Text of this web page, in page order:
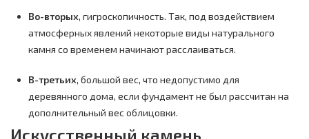
Во-вторых, гигроскопичность. Так, под воздействием
атмосферных явлений некоторые виды натурального
камня со временем начинают расслаиваться.
В-третьих, большой вес, что недопустимо для
деревянного дома, если фундамент не был рассчитан на
дополнительный вес облицовки.
Искусственный камень